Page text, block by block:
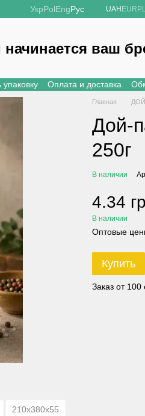
УкрPolEngРус UAH EUR
начинается ваш
Оплата и доставка
210х380х55
Главная
Дой-
250г
В наличии
4.34
В наличии
Оптовые
Купить
Заказ от 100